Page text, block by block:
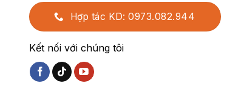
Hợp tác KD: 0973.082.944
Kết nối với chúng tôi